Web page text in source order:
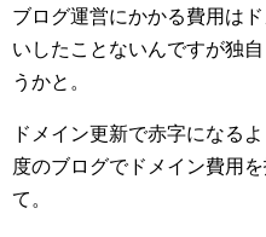
ブログ運営にかかる費用は
いしたことないんですが独
うかと。
ドメイン更新で赤字になる
度のブログでドメイン費用
て。